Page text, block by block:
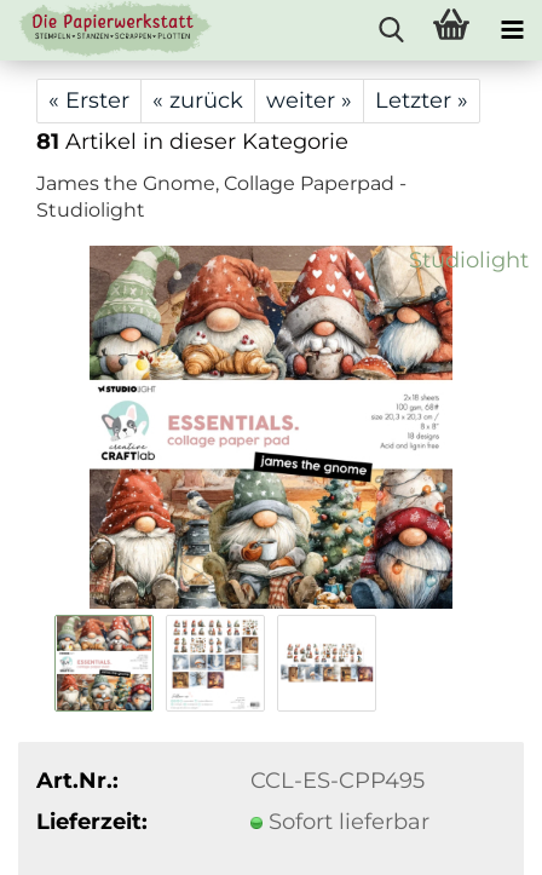
« Erster « zurück weiter »
Letzter »
81 Artikel in dieser Kategorie
James the Gnome, Collage Paperpad -
Studiolight
Studiolight
Art.Nr.:
CCL-ES-CPP495
Lieferzeit:
Sofort lieferbar